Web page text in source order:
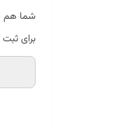
✔️
✔️ مقاوم
✔️ نصب
✔️
شما هم
برای